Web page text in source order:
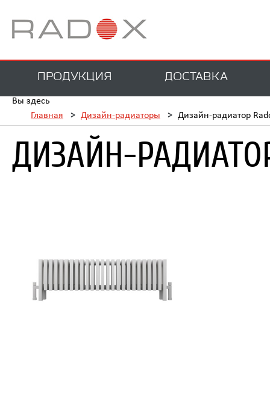
ПРОДУКЦИЯ ДОСТАВКА
Вы здесь
Главная
> Дизайн-радиаторы > Дизайн-радиатор
ДИЗАЙН-РАДИАТОР